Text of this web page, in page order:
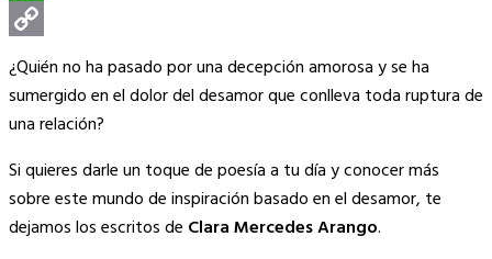
WhatsApp
Copy
Link
¿Quién no ha pasado por una decepción amorosa y se ha
sumergido en el dolor del desamor que conlleva toda ruptura de
una relación?
Si quieres darle un toque de poesía a tu día y conocer más
sobre este mundo de inspiración basado en el desamor, te
dejamos los escritos de Clara Mercedes Arango.